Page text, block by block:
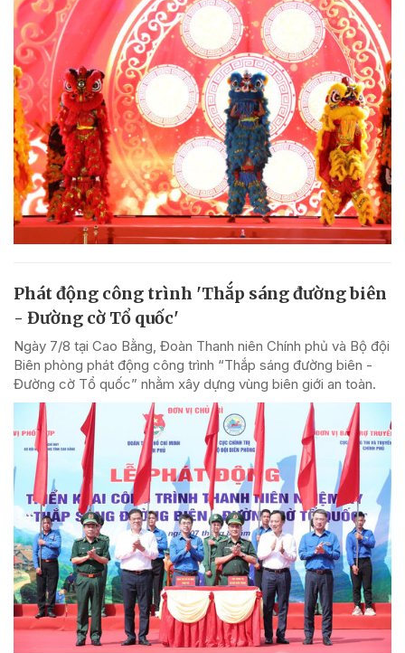
Phát động công trình 'Thắp sáng đường biên
- Đường cờ Tổ quốc'
Ngày 7/8 tại Cao Bằng, Đoàn Thanh niên Chính phủ và Bộ đội
Biên phòng phát động công trình “Thắp sáng đường biên -
Đường cờ Tổ quốc” nhằm xây dựng vùng biên giới an toàn.